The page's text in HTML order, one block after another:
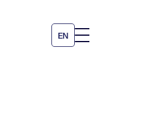
EN